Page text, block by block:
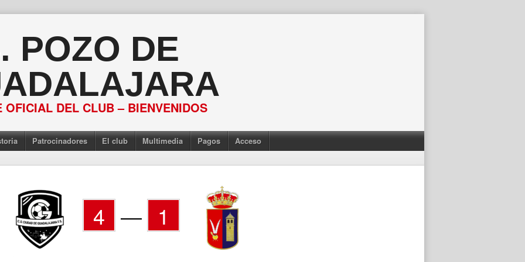
POZO DE
OFICIAL DEL CLUB – BIENVENIDOS
Patrocinadores El club Multimedia Pagos Acceso
4 — 1